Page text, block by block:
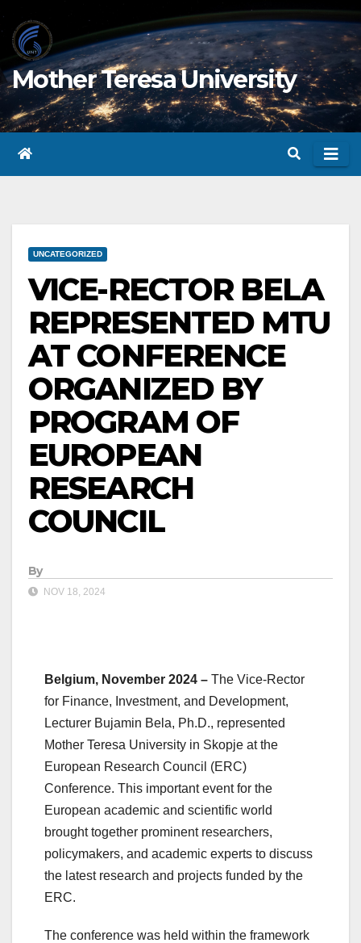
to
content
Mother Teresa University
UNCATEGORIZED
VICE-RECTOR BELA
REPRESENTED MTU
AT CONFERENCE
ORGANIZED BY
PROGRAM OF
EUROPEAN
RESEARCH
COUNCIL
By
NOV 18, 2024
Belgium, November 2024 – The Vice-Rector
for Finance, Investment, and Development,
Lecturer Bujamin Bela, Ph.D., represented
Mother Teresa University in Skopje at the
European Research Council (ERC)
Conference. This important event for the
European academic and scientific world
brought together prominent researchers,
policymakers, and academic experts to discuss
the latest research and projects funded by the
ERC.
The conference was held within the framework